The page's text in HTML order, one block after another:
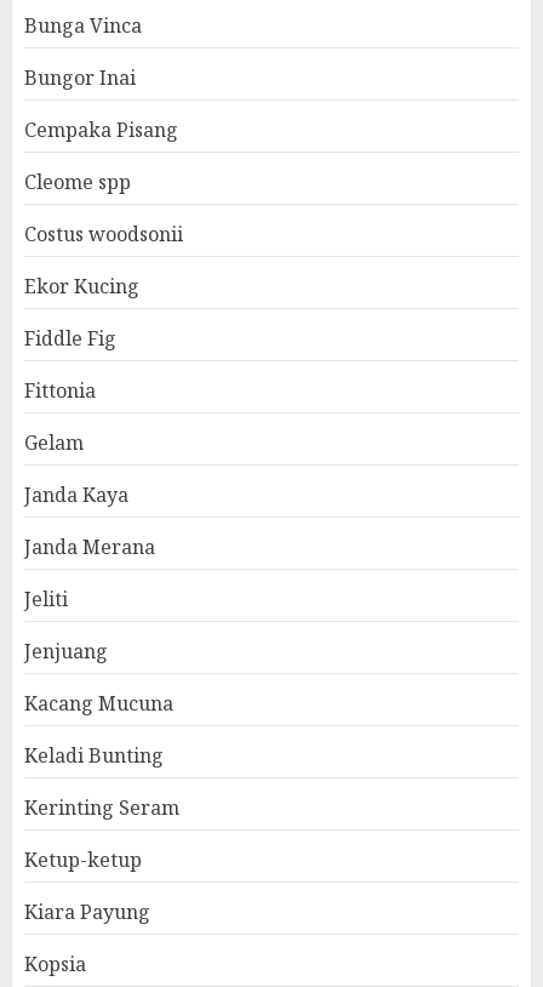
Bunga Vinca
Bungor Inai
Cempaka Pisang
Cleome spp
Costus woodsonii
Ekor Kucing
Fiddle Fig
Fittonia
Gelam
Janda Kaya
Janda Merana
Jeliti
Jenjuang
Kacang Mucuna
Keladi Bunting
Kerinting Seram
Ketup-ketup
Kiara Payung
Kopsia